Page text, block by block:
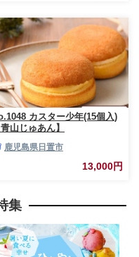
カスター少年(15個入)
青山じゅあん】
鹿児島県日置市
13,000円
集